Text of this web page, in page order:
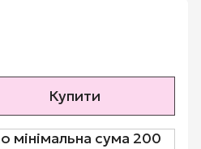
Купити
мінімальна сума 200